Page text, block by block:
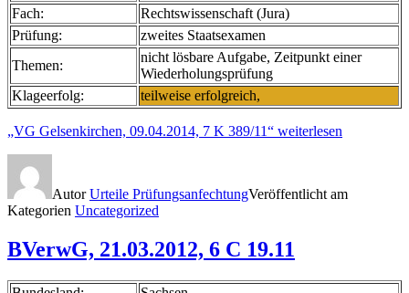
Fach:
Rechtswissenschaft (Jura)
Prüfung:
zweites Staatsexamen
Themen:
nicht lösbare Aufgabe, Zeitpunkt einer
Wiederholungsprüfung
Klageerfolg:
teilweise erfolgreich,
„VG Gelsenkirchen, 09.04.2014, 7 K 389/11“ weiterlesen
AutorUrteile PrüfungsanfechtungVeröffentlicht am
Kategorien Uncategorized
BVerwG, 21.03.2012, 6 C 19.11